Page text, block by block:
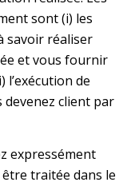
sont (i) les
savoir réaliser
et vous fournir
l’exécution de
client par
expressément
traitée dans le